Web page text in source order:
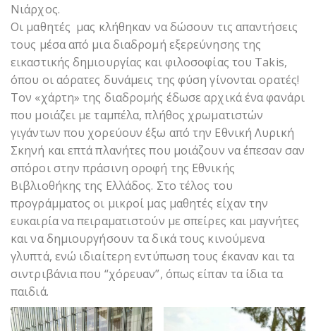
Νιάρχος.
Οι μαθητές μας κλήθηκαν να δώσουν τις απαντήσεις
τους μέσα από μια διαδρομή εξερεύνησης της
εικαστικής δημιουργίας και φιλοσοφίας του Takis,
όπου οι αόρατες δυνάμεις της φύση γίνονται ορατές!
Τον «χάρτη» της διαδρομής έδωσε αρχικά ένα φανάρι
που μοιάζει με ταμπέλα, πλήθος χρωματιστών
γιγάντων που χορεύουν έξω από την Εθνική Λυρική
Σκηνή και επτά πλανήτες που μοιάζουν να έπεσαν σαν
σπόροι στην πράσινη οροφή της Εθνικής
Βιβλιοθήκης της Ελλάδος. Στο τέλος του
προγράμματος οι μικροί μας μαθητές είχαν την
ευκαιρία να πειραματιστούν με σπείρες και μαγνήτες
και να δημιουργήσουν τα δικά τους κινούμενα
γλυπτά, ενώ ιδιαίτερη εντύπωση τους έκαναν και τα
σιντριβάνια που “χόρευαν”, όπως είπαν τα ίδια τα
παιδιά.